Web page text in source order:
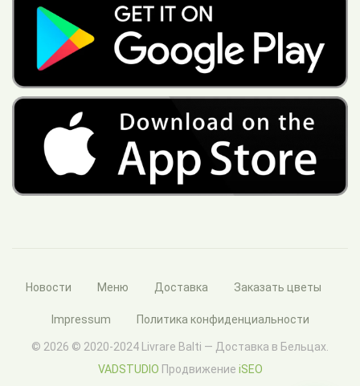
Новости Меню Доставка Заказать цветы
Impressum Политика конфиденциальности
© 2026 © 2020-2024 Livrare Balti — Доставка в Бельцах.
VADSTUDIO Продвижение iSEO